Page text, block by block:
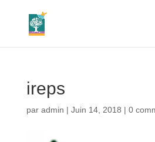
ireps
par admin | Juin 14, 2018 | 0